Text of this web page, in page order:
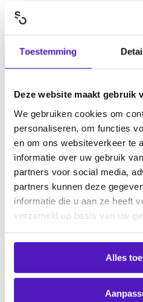
Toestemming
Deze website maakt gebruik
We gebruiken cookies om
personaliseren, om functies
en om ons websiteverkeer te
informatie over uw gebruik
partners voor social media,
partners kunnen deze
informatie die u aan ze heeft
verzameld op basis van uw
Alles